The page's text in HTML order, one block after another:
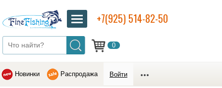
0
+7(925) 514-82-50
Новинки Распродажа Войти